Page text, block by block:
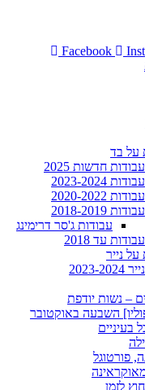
Facebook
על בד
עבודות חדשות 2025
עבודות 2023-2024
עבודות 2020-2022
עבודות 2018-2019
עבודות ג'סר דרימינג
עבודות עד 2018
על נייר
נייר 2023-2024
– נשות יודפת
השבעה באוקטובר
בעיניים
פורטוגל
מאוקראינה
לזמן